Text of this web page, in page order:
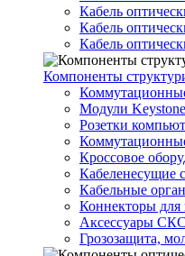
Кабель
Кабель
Кабель
Компоненты
Модули Keystone
Розетки
Кроссовое
Кабеленесущие
Кабельные
Коннекторы для
Аксессуары СКС
Грозозащита,